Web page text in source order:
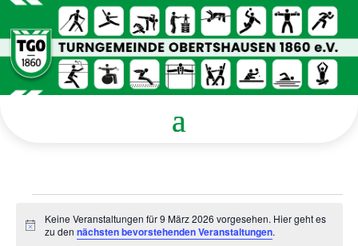
für
Hinweis
Keine Veranstaltungen für 9 März 2026 vorgesehen. Hier geht es
zu den nächsten bevorstehenden Veranstaltungen.